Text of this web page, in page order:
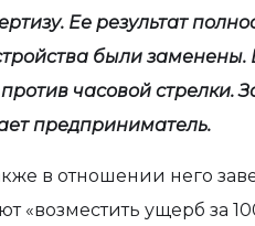
Ее результат
были
часовой стрелки.
предприниматель.
в отношении него
«возместить ущерб за